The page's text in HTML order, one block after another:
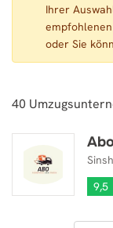
Ihrer
oder Sie
40
9,5
Abo Transporte